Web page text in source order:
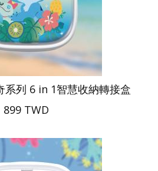
列 6 in 1智慧收納轉接盒
899 TWD